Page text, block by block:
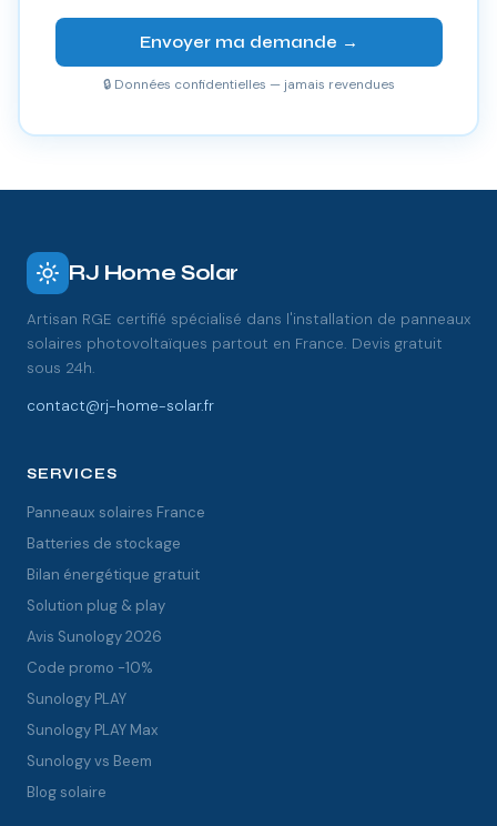
Envoyer ma demande →
🔒 Données confidentielles — jamais revendues
RJ Home Solar
Artisan RGE certifié spécialisé dans l'installation de panneaux
solaires photovoltaïques partout en France. Devis gratuit
sous 24h.
contact@rj-home-solar.fr
SERVICES
Panneaux solaires France
Batteries de stockage
Bilan énergétique gratuit
Solution plug & play
Avis Sunology 2026
Code promo -10%
Sunology PLAY
Sunology PLAY Max
Sunology vs Beem
Blog solaire